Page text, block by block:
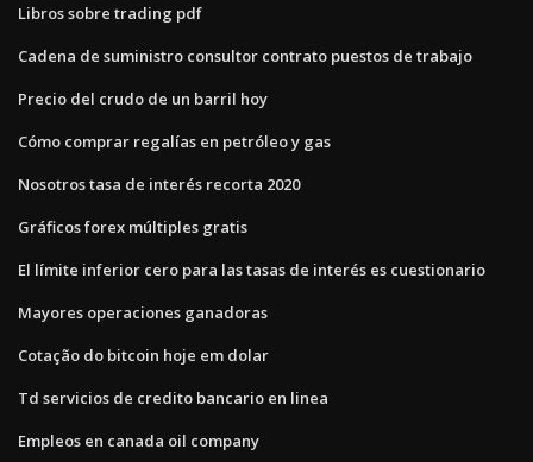
Libros sobre trading pdf
Cadena de suministro consultor contrato puestos de trabajo
Precio del crudo de un barril hoy
Cómo comprar regalías en petróleo y gas
Nosotros tasa de interés recorta 2020
Gráficos forex múltiples gratis
El límite inferior cero para las tasas de interés es cuestionario
Mayores operaciones ganadoras
Cotação do bitcoin hoje em dolar
Td servicios de credito bancario en linea
Empleos en canada oil company